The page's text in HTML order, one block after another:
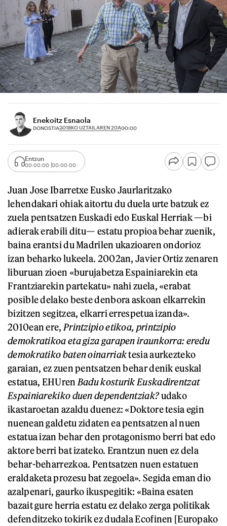
Enekoitz Esnaola
DONOSTIA2018KO UZTAILAREN 20A00:00
Entzun
00:00:00 00:00:00
Juan Jose Ibarretxe Eusko Jaurlaritzako
lehendakari ohiak aitortu du duela urte batzuk ez
zuela pentsatzen Euskadi edo Euskal Herriak —bi
adierak erabili ditu— estatu propioa behar zuenik,
baina erantsi du Madrilen ukazioaren ondorioz
izan beharko lukeela. 2002an, Javier Ortiz zenaren
liburuan zioen «burujabetza Espainiarekin eta
Frantziarekin partekatu» nahi zuela, «erabat
posible delako beste denbora askoan elkarrekin
bizitzen segitzea, elkarri errespetua izanda».
2010ean ere, Printzipio etikoa, printzipio
demokratikoa eta giza garapen iraunkorra: eredu
demokratiko baten oinarriaktesia aurkezteko
garaian, ez zuen pentsatzen behar denik euskal
estatua, EHUren Badu kosturik Euskadirentzat
Espainiarekiko duen dependentziak?udako
ikastaroetan azaldu duenez: «Doktore tesia egin
nuenean galdetu zidaten ea pentsatzen al nuen
estatua izan behar den protagonismo berri bat edo
aktore berri bat izateko. Erantzun nuen ez dela
behar-beharrezkoa. Pentsatzen nuen estatuen
eraldaketa prozesu bat zegoela». Segida eman dio
azalpenari, gaurko ikuspegitik: «Baina esaten
bazait gure herria estatu ez delako zerga politikak
defenditzeko tokirik ez dudala Ecofinen [Europako